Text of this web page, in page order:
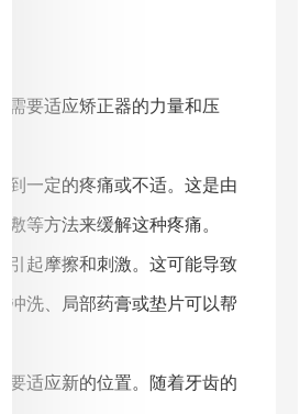
需要适应矫正器的力量和压
到一定的疼痛或不适。这是由
等方法来缓解这种疼痛。
引起摩擦和刺激。这可能导致
冲洗、局部药膏或垫片可以帮
要适应新的位置。随着牙齿的